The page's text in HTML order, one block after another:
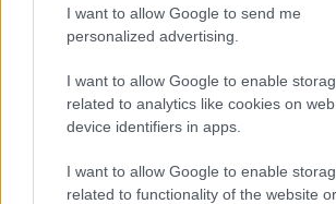
I want to allow Google to send me
personalized advertising.
I want to allow Google to enable
related to analytics like cookies on
device identifiers in apps.
I want to allow Google to enable
related to functionality of the website
Σε κάθε περίπτωση, οΝίκος
θεωρεί ότι το ΠΑΣΟΚ θα είναι
κόμμα. «Ο στόχος είναι αυτό να
πραγματικά αυξημένα τα
υπάρχει ισχυρή αντιπολίτευση
Νέα Δημοκρατία, που απ’ ό,τι
προτιμά τη lifestyle